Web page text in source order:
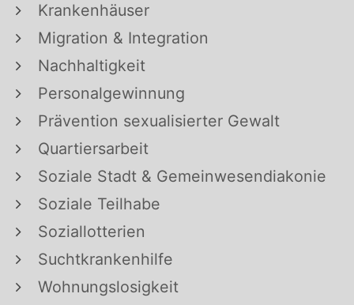
Krankenhäuser
Migration & Integration
Nachhaltigkeit
Personalgewinnung
Prävention sexualisierter Gewalt
Quartiersarbeit
Soziale Stadt & Gemeinwesendiakonie
Soziale Teilhabe
Soziallotterien
Suchtkrankenhilfe
Wohnungslosigkeit